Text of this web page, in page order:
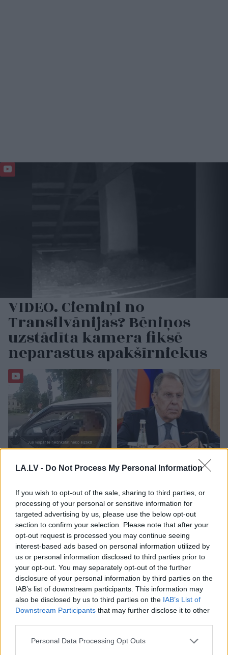
LA.LV - Do Not Process My Personal Information
If you wish to opt-out of the sale, sharing to third parties, or
processing of your personal or sensitive information for
targeted advertising by us, please use the below opt-out
section to confirm your selection. Please note that after your
opt-out request is processed you may continue seeing
interest-based ads based on personal information utilized by
us or personal information disclosed to third parties prior to
your opt-out. You may separately opt-out of the further
disclosure of your personal information by third parties on the
IAB’s list of downstream participants. This information may
also be disclosed by us to third parties on the IAB’s List of
Downstream Participants that may further disclose it to other
Please note that this website/app uses one or more Google
Personal Data Processing Opt Outs
VIDEO. Ciemiņi no
Transilvānijas? Bēniņos
uzstādīta kamera fiksē
neparastus apakšīrniekus
aizturēšana
un, iespējams, dzēris
šoferis policistiem sāk
dziedāt himnu
igauņi…”
Lavrovs atkal draud
runām par NATO
kodolatturēšanas
spēkiem